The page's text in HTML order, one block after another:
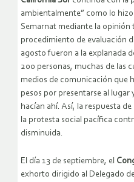
ambientalmente” como lo
Semarnat mediante la opinión
procedimiento de evaluación
agosto fueron a la explanada
200 personas, muchas de las
medios de comunicación que
pesos por presentarse al lugar
hacían ahí. Así, la respuesta de
la protesta social pacífica
disminuida.
El día 13 de septiembre, el
exhorto dirigido al Delegado